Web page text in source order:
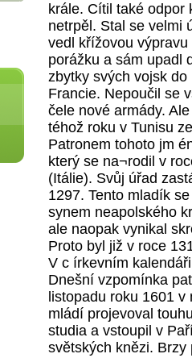
krále. Cítil také odpor
netrpěl. Stal se velmi
vedl křížovou
porážku a sám upadl
zbytky svých vojsk
Francie. Nepoučil se
čele nové armády.
téhož roku v Tunisu
Patronem tohoto jm
který se na¬rodil v
(Itálie). Svůj úřad
1297. Tento mladík
synem neapolského
ale naopak vynikal
Proto byl již v roce
V c írkevním
Dnešní vzpomínka
listopadu roku 1601 v
mládí projevoval
studia a vstoupil v
světských knězi.